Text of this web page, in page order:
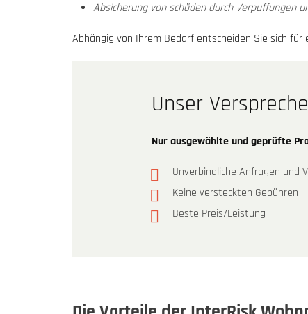
Absicherung von schäden durch Verpuffungen
Abhängig von Ihrem Bedarf entscheiden Sie sich
Unser
Nur ausgewählte und geprüfte
Unverbindliche Anfragen und
Keine versteckten Gebühren
Beste Preis/Leistung